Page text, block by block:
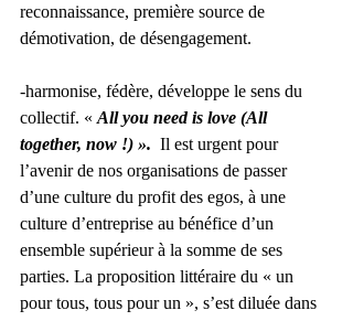
reconnaissance, première source de
démotivation, de désengagement.
-harmonise, fédère, développe le sens du
collectif. « All you need is love (All
together, now !) ». Il est urgent pour
l’avenir de nos organisations de passer
d’une culture du profit des egos, à une
culture d’entreprise au bénéfice d’un
ensemble supérieur à la somme de ses
parties. La proposition littéraire du « un
pour tous, tous pour un », s’est diluée dans